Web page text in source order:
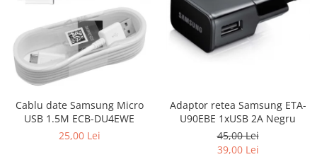
Cablu date Samsung Micro
USB 1.5M ECB-DU4EWE
25,00 Lei
Adaptor retea Samsung ETA-
U90EBE 1xUSB 2A Negru
45,00 Lei
39,00 Lei